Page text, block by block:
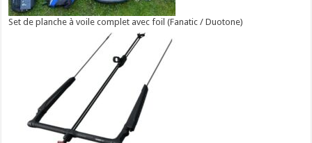
Set de planche à voile complet avec foil (Fanatic / Duotone)